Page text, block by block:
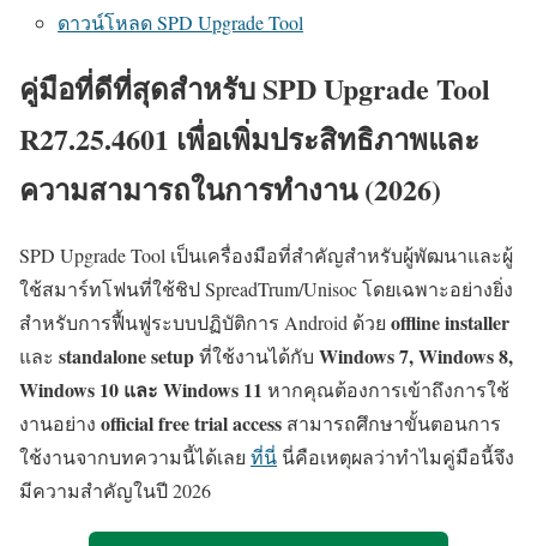
ดาวน์โหลด SPD Upgrade Tool
คู่มือที่ดีที่สุดสำหรับ SPD Upgrade Tool
R27.25.4601 เพื่อเพิ่มประสิทธิภาพและ
ความสามารถในการทำงาน (2026)
SPD Upgrade Tool เป็นเครื่องมือที่สำคัญสำหรับผู้พัฒนาและผู้
ใช้สมาร์ทโฟนที่ใช้ชิป SpreadTrum/Unisoc โดยเฉพาะอย่างยิ่ง
สำหรับการฟื้นฟูระบบปฏิบัติการ Android ด้วย offline installer
และ standalone setupที่ใช้งานได้กับ Windows 7, Windows 8,
Windows 10 และ Windows 11 หากคุณต้องการเข้าถึงการใช้
งานอย่าง official free trial access สามารถศึกษาขั้นตอนการ
ใช้งานจากบทความนี้ได้เลย ที่นี่ นี่คือเหตุผลว่าทำไมคู่มือนี้จึง
มีความสำคัญในปี 2026